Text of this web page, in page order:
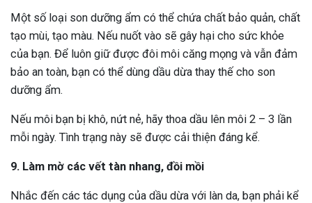
Một số loại son dưỡng ẩm có thể chứa chất bảo quản, chất
tạo mùi, tạo màu. Nếu nuốt vào sẽ gây hại cho sức khỏe
của bạn. Để luôn giữ được đôi môi căng mọng và vẫn đảm
bảo an toàn, bạn có thể dùng dầu dừa thay thế cho son
dưỡng ẩm.
Nếu môi bạn bị khô, nứt nẻ, hãy thoa dầu lên môi 2 – 3 lần
mỗi ngày. Tình trạng này sẽ được cải thiện đáng kể.
9. Làm mờ các vết tàn nhang, đồi mồi
Nhắc đến các tác dụng của dầu dừa với làn da, bạn phải kể